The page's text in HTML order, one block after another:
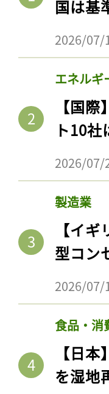
国は基
2026/07/
エネルギ
【国
ト10
2026/07/
製造業
【イ
型コン
2026/07/
食品・消
【日
を湿地